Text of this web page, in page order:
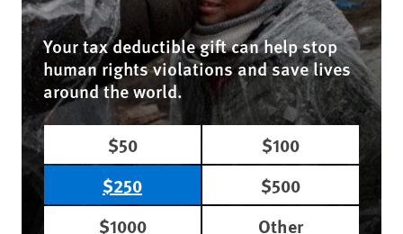
Your tax deductible gift can help stop
human rights violations and save lives
around the world.
$50
$100
$250
$500
$1000
Other